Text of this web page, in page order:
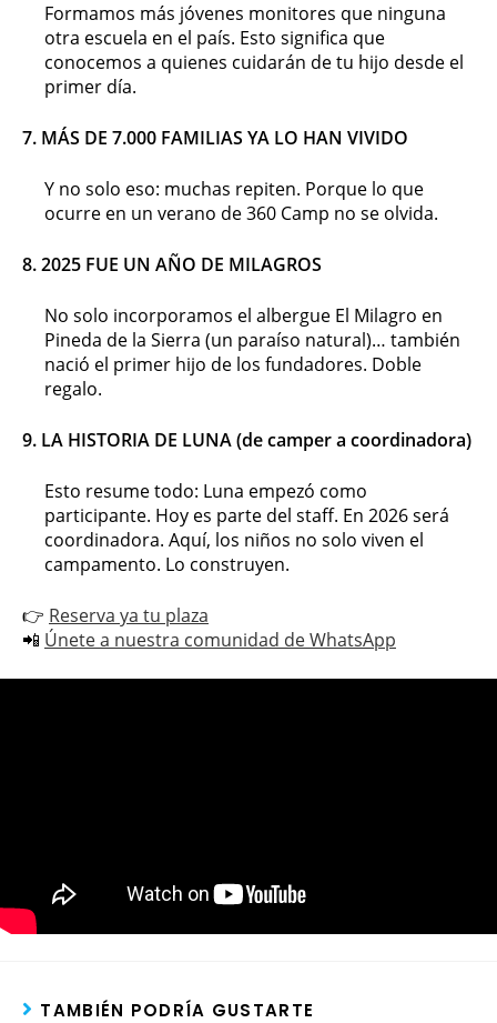
Formamos más jóvenes monitores que ninguna
otra escuela en el país. Esto significa que
conocemos a quienes cuidarán de tu hijo desde el
primer día.
7. MÁS DE 7.000 FAMILIAS YA LO HAN VIVIDO
Y no solo eso: muchas repiten. Porque lo que
ocurre en un verano de 360 Camp no se olvida.
8. 2025 FUE UN AÑO DE MILAGROS
No solo incorporamos el albergue El Milagro en
Pineda de la Sierra (un paraíso natural)… también
nació el primer hijo de los fundadores. Doble
regalo.
9. LA HISTORIA DE LUNA (de camper a coordinadora)
Esto resume todo: Luna empezó como
participante. Hoy es parte del staff. En 2026 será
coordinadora. Aquí, los niños no solo viven el
campamento. Lo construyen.
👉 Reserva ya tu plaza
📲 Únete a nuestra comunidad de WhatsApp
TAMBIÉN PODRÍA GUSTARTE